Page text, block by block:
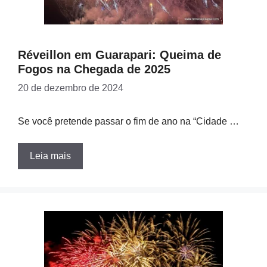
Réveillon em Guarapari: Queima de
Fogos na Chegada de 2025
20 de dezembro de 2024
Se você pretende passar o fim de ano na “Cidade …
Leia mais